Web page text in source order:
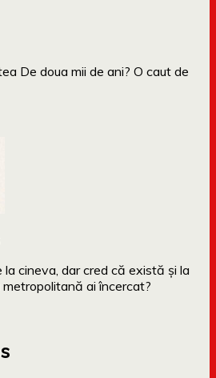
De doua mii de ani? O caut de
cineva, dar cred că există și la
metropolitană ai încercat?